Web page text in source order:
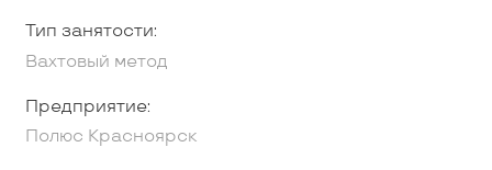
Тип занятости:
Вахтовый метод
Предприятие:
Полюс Красноярск